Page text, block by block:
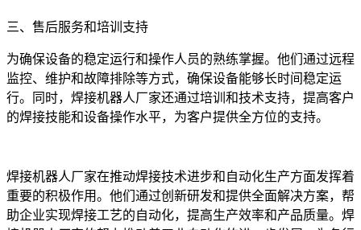
三、售后服务和培训支持
为确保设备的稳定运行和操作人员的熟练掌握。他们通过远程
监控、维护和故障排除等方式，确保设备能够长时间稳定运
行。同时，焊接机器人厂家还通过培训和技术支持，提高客户
的焊接技能和设备操作水平，为客户提供全方位的支持。
焊接机器人厂家在推动焊接技术进步和自动化生产方面发挥着
重要的积极作用。他们通过创新研发和提供全面解决方案，帮
助企业实现焊接工艺的自动化，提高生产效率和产品质量。焊